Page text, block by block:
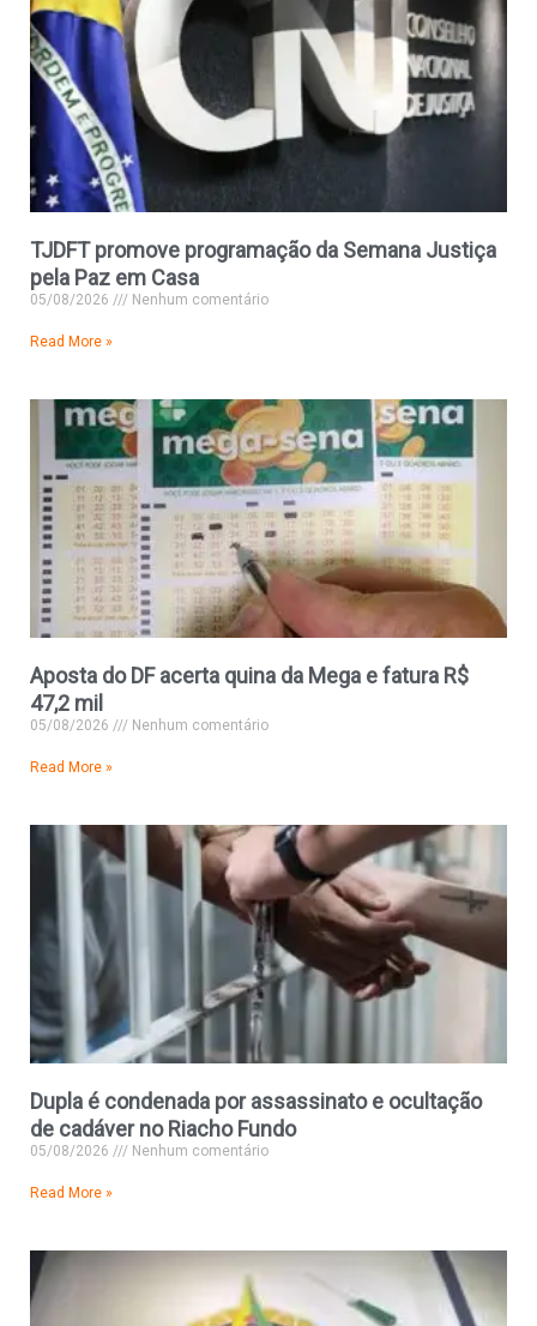
TJDFT promove programação da Semana Justiça
pela Paz em Casa
05/08/2026 Nenhum comentário
Read More »
Aposta do DF acerta quina da Mega e fatura R$
47,2 mil
05/08/2026 Nenhum comentário
Read More »
Dupla é condenada por assassinato e ocultação
de cadáver no Riacho Fundo
05/08/2026 Nenhum comentário
Read More »